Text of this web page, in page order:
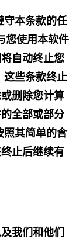
守本条款的任
您使用本软件
自动终止您
这些条款终止
删除您计算
全部或部分
照其简单的含
止后继续有
我们和他们